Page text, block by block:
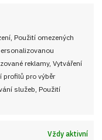
Použití omezených
reklamy, Vytváření
profilů pro výběr
služeb, Použití
Vždy aktivní